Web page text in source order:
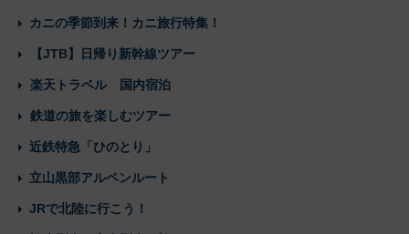
カニの季節到来！カニ旅行特集！
【JTB】日帰り新幹線ツアー
楽天トラベル 国内宿泊
鉄道の旅を楽しむツアー
近鉄特急「ひのとり」
立山黒部アルペンルート
JRで北陸に行こう！